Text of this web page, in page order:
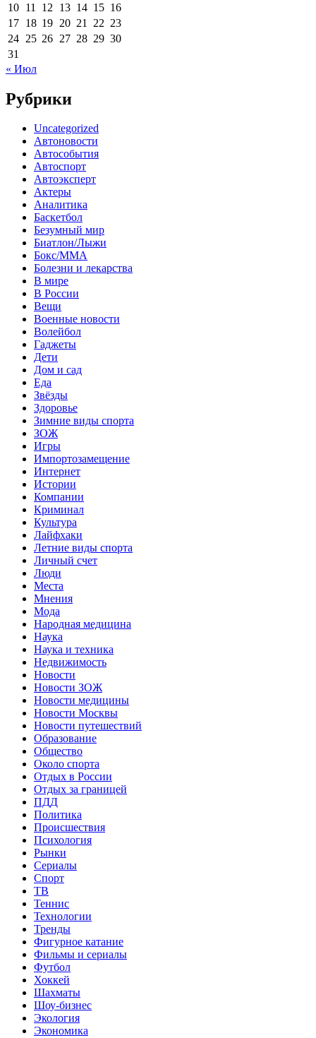
10 11 12 13 14 15 16
17 18 19 20 21 22 23
24 25 26 27 28 29 30
31
« Июл
Рубрики
Uncategorized
Автоновости
Автособытия
Автоспорт
Автоэксперт
Актеры
Аналитика
Баскетбол
Безумный мир
Биатлон/Лыжи
Бокс/MMA
Болезни и лекарства
В мире
В России
Вещи
Военные новости
Волейбол
Гаджеты
Дети
Дом и сад
Еда
Звёзды
Здоровье
Зимние виды спорта
ЗОЖ
Игры
Импортозамещение
Интернет
Истории
Компании
Криминал
Культура
Лайфхаки
Летние виды спорта
Личный счет
Люди
Места
Мнения
Мода
Народная медицина
Наука
Наука и техника
Недвижимость
Новости
Новости ЗОЖ
Новости медицины
Новости Москвы
Новости путешествий
Образование
Общество
Около спорта
Отдых в России
Отдых за границей
ПДД
Политика
Происшествия
Психология
Рынки
Сериалы
Спорт
ТВ
Теннис
Технологии
Тренды
Фигурное катание
Фильмы и сериалы
Футбол
Хоккей
Шахматы
Шоу-бизнес
Экология
Экономика